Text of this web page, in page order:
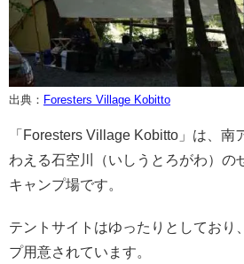
出典： Foresters Village Kobitto
「Foresters Village Kobitto」は、南
わえる石空川（いしうとろがわ）の
キャンプ場です。
テントサイトはゆったりとしており
プ用意されています。